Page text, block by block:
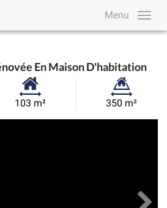
Menu
En Maison D'habitation
Surface
103 m²
Superficie
350 m²